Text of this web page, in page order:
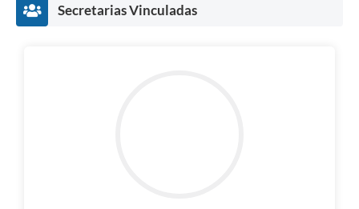
Secretarias Vinculadas